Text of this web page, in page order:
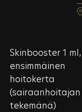
Skinbooster 1 ml,
ensimmäinen
hoitokerta
(sairaanhoitajan
tekemänä)